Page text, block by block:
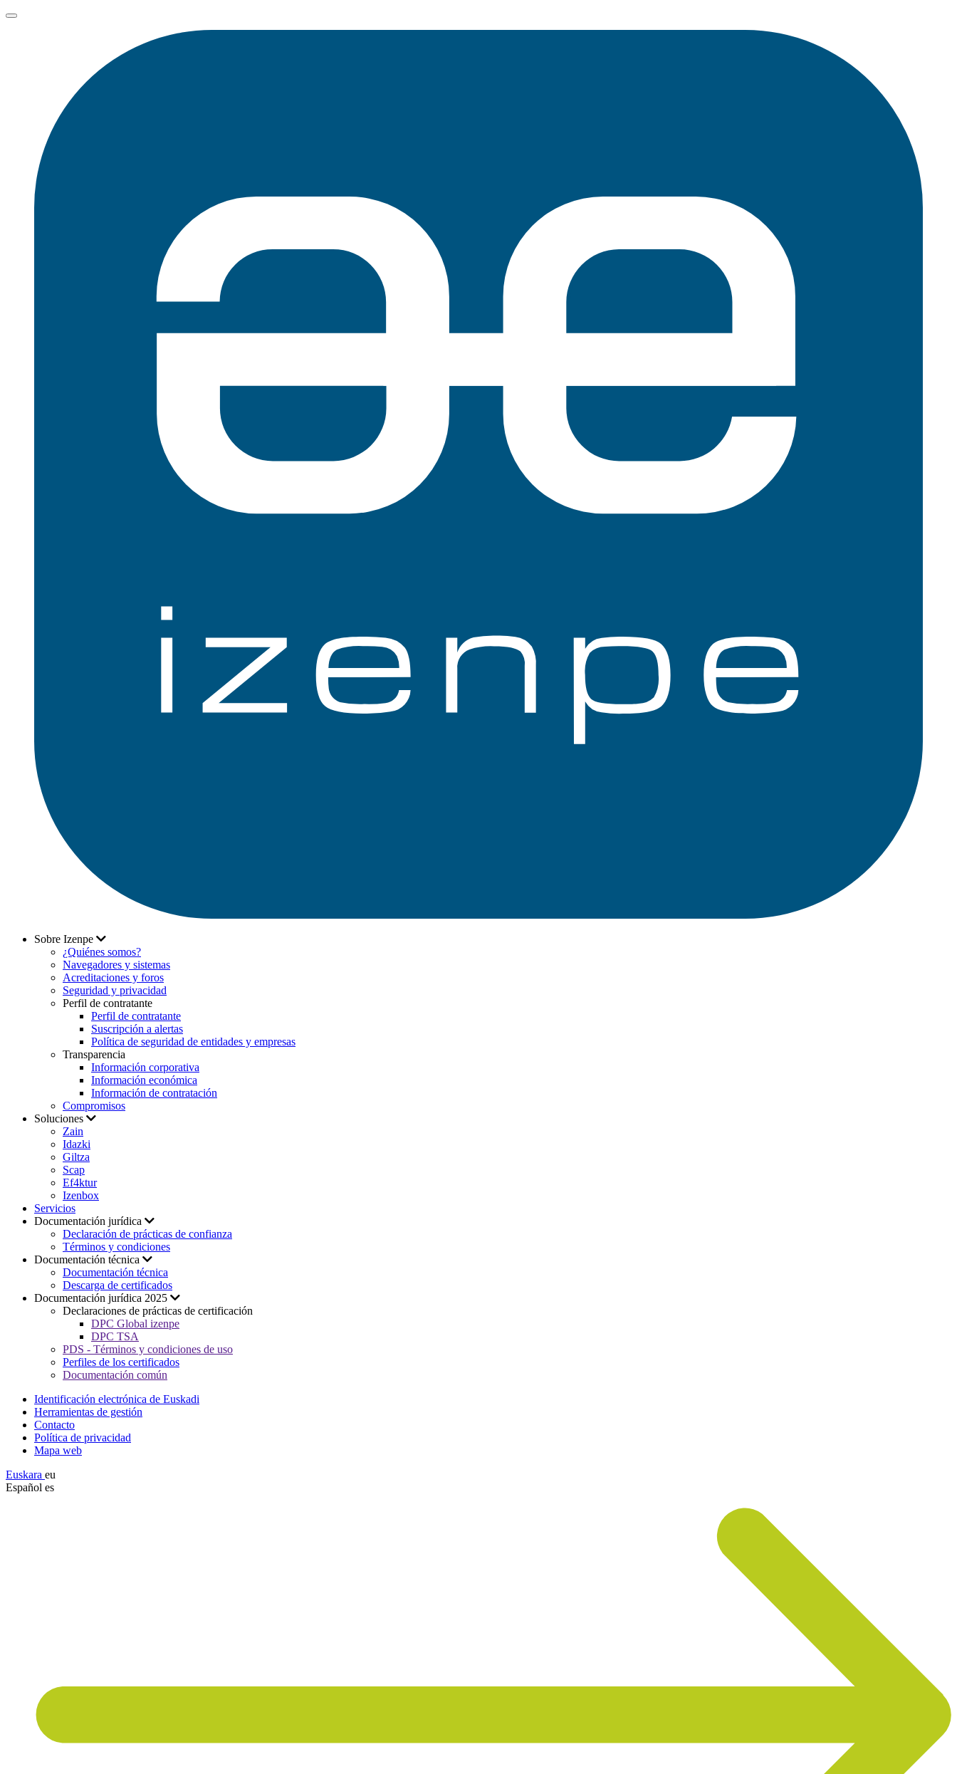
Sobre Izenpe
¿Quiénes somos?
Navegadores y sistemas
Acreditaciones y foros
Seguridad y privacidad
Perfil de contratante
Perfil de contratante
Suscripción a alertas
Política de seguridad de entidades y empresas
Transparencia
Información corporativa
Información económica
Información de contratación
Compromisos
Soluciones
Zain
Idazki
Giltza
Scap
Ef4ktur
Izenbox
Servicios
Documentación jurídica
Declaración de prácticas de confianza
Términos y condiciones
Documentación técnica
Documentación técnica
Descarga de certificados
Documentación jurídica 2025
Declaraciones de prácticas de certificación
DPC Global izenpe
DPC TSA
PDS - Términos y condiciones de uso
Perfiles de los certificados
Documentación común
Identificación electrónica de Euskadi
Herramientas de gestión
Contacto
Política de privacidad
Mapa web
Euskara eu
Español es